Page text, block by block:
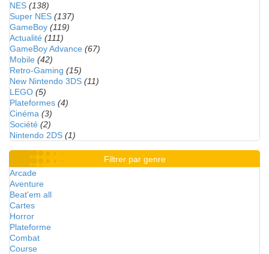
NES (138)
Super NES (137)
GameBoy (119)
Actualité (111)
GameBoy Advance (67)
Mobile (42)
Retro-Gaming (15)
New Nintendo 3DS (11)
LEGO (5)
Plateformes (4)
Cinéma (3)
Société (2)
Nintendo 2DS (1)
Filtrer par genre
Arcade
Aventure
Beat'em all
Cartes
Horror
Plateforme
Combat
Course